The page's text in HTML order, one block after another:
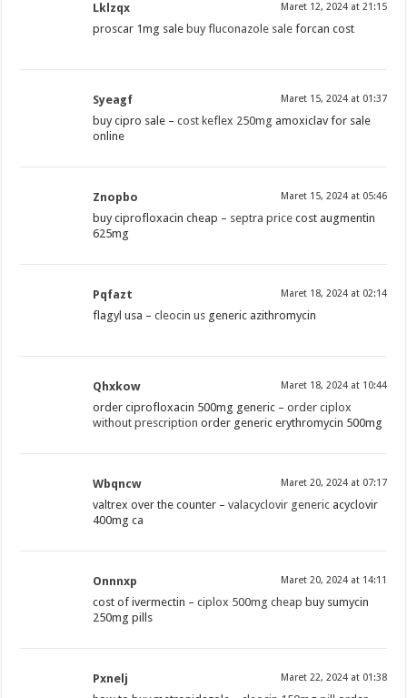
Lklzqx Maret 12, 2024 at 21:15
proscar 1mg sale buy fluconazole sale forcan cost
Syeagf Maret 15, 2024 at 01:37
buy cipro sale –cost keflex 250mg amoxiclav for sale
online
Znopbo Maret 15, 2024 at 05:46
buy ciprofloxacin cheap – septra price cost augmentin
625mg
Pqfazt Maret 18, 2024 at 02:14
flagyl usa –cleocin us generic azithromycin
Qhxkow Maret 18, 2024 at 10:44
order ciprofloxacin 500mg generic –order ciplox
without prescription order generic erythromycin 500mg
Wbqncw Maret 20, 2024 at 07:17
valtrex over the counter –valacyclovir generic acyclovir
400mg ca
Onnnxp Maret 20, 2024 at 14:11
cost of ivermectin –ciplox 500mg cheap buy sumycin
250mg pills
Pxnelj Maret 22, 2024 at 01:38